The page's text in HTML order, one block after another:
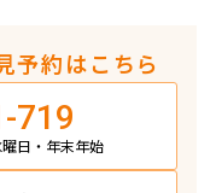
予約はこちら
719
日・年末年始